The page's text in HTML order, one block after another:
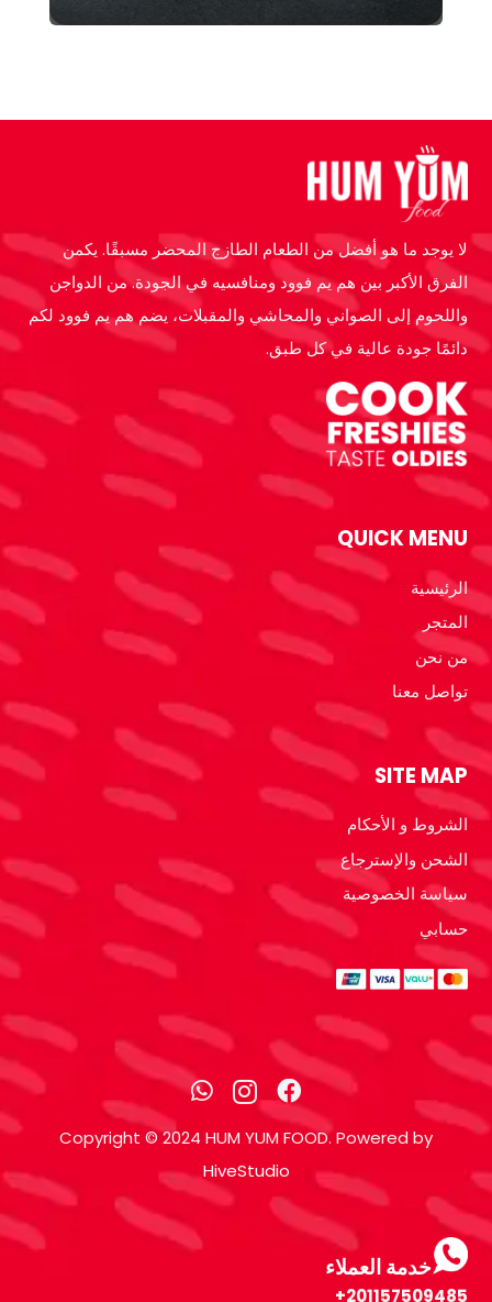
لا يوجد ما هو أفضل من الطعام الطازج المحضر مسبقًا. يكمن
الفرق الأكبر بين هم يم فوود ومنافسيه في الجودة. من الدواجن
واللحوم إلى الصواني والمحاشي والمقبلات، يضم هم يم فوود لكم
دائمًا جودة عالية في كل طبق.
QUICK MENU
الرئيسية
المتجر
من نحن
تواصل معنا
SITE MAP
الشروط و الأحكام
الشحن والإسترجاع
سياسة الخصوصية
حسابي
Copyright © 2024 HUM YUM FOOD. Powered by
HiveStudio
خدمة العملاء
201157509485+